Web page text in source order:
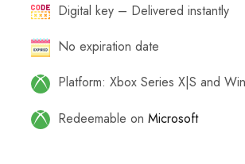
Digital key – Delivered instantly
No expiration date
Platform: Xbox Series X|S and
Redeemable on Microsoft